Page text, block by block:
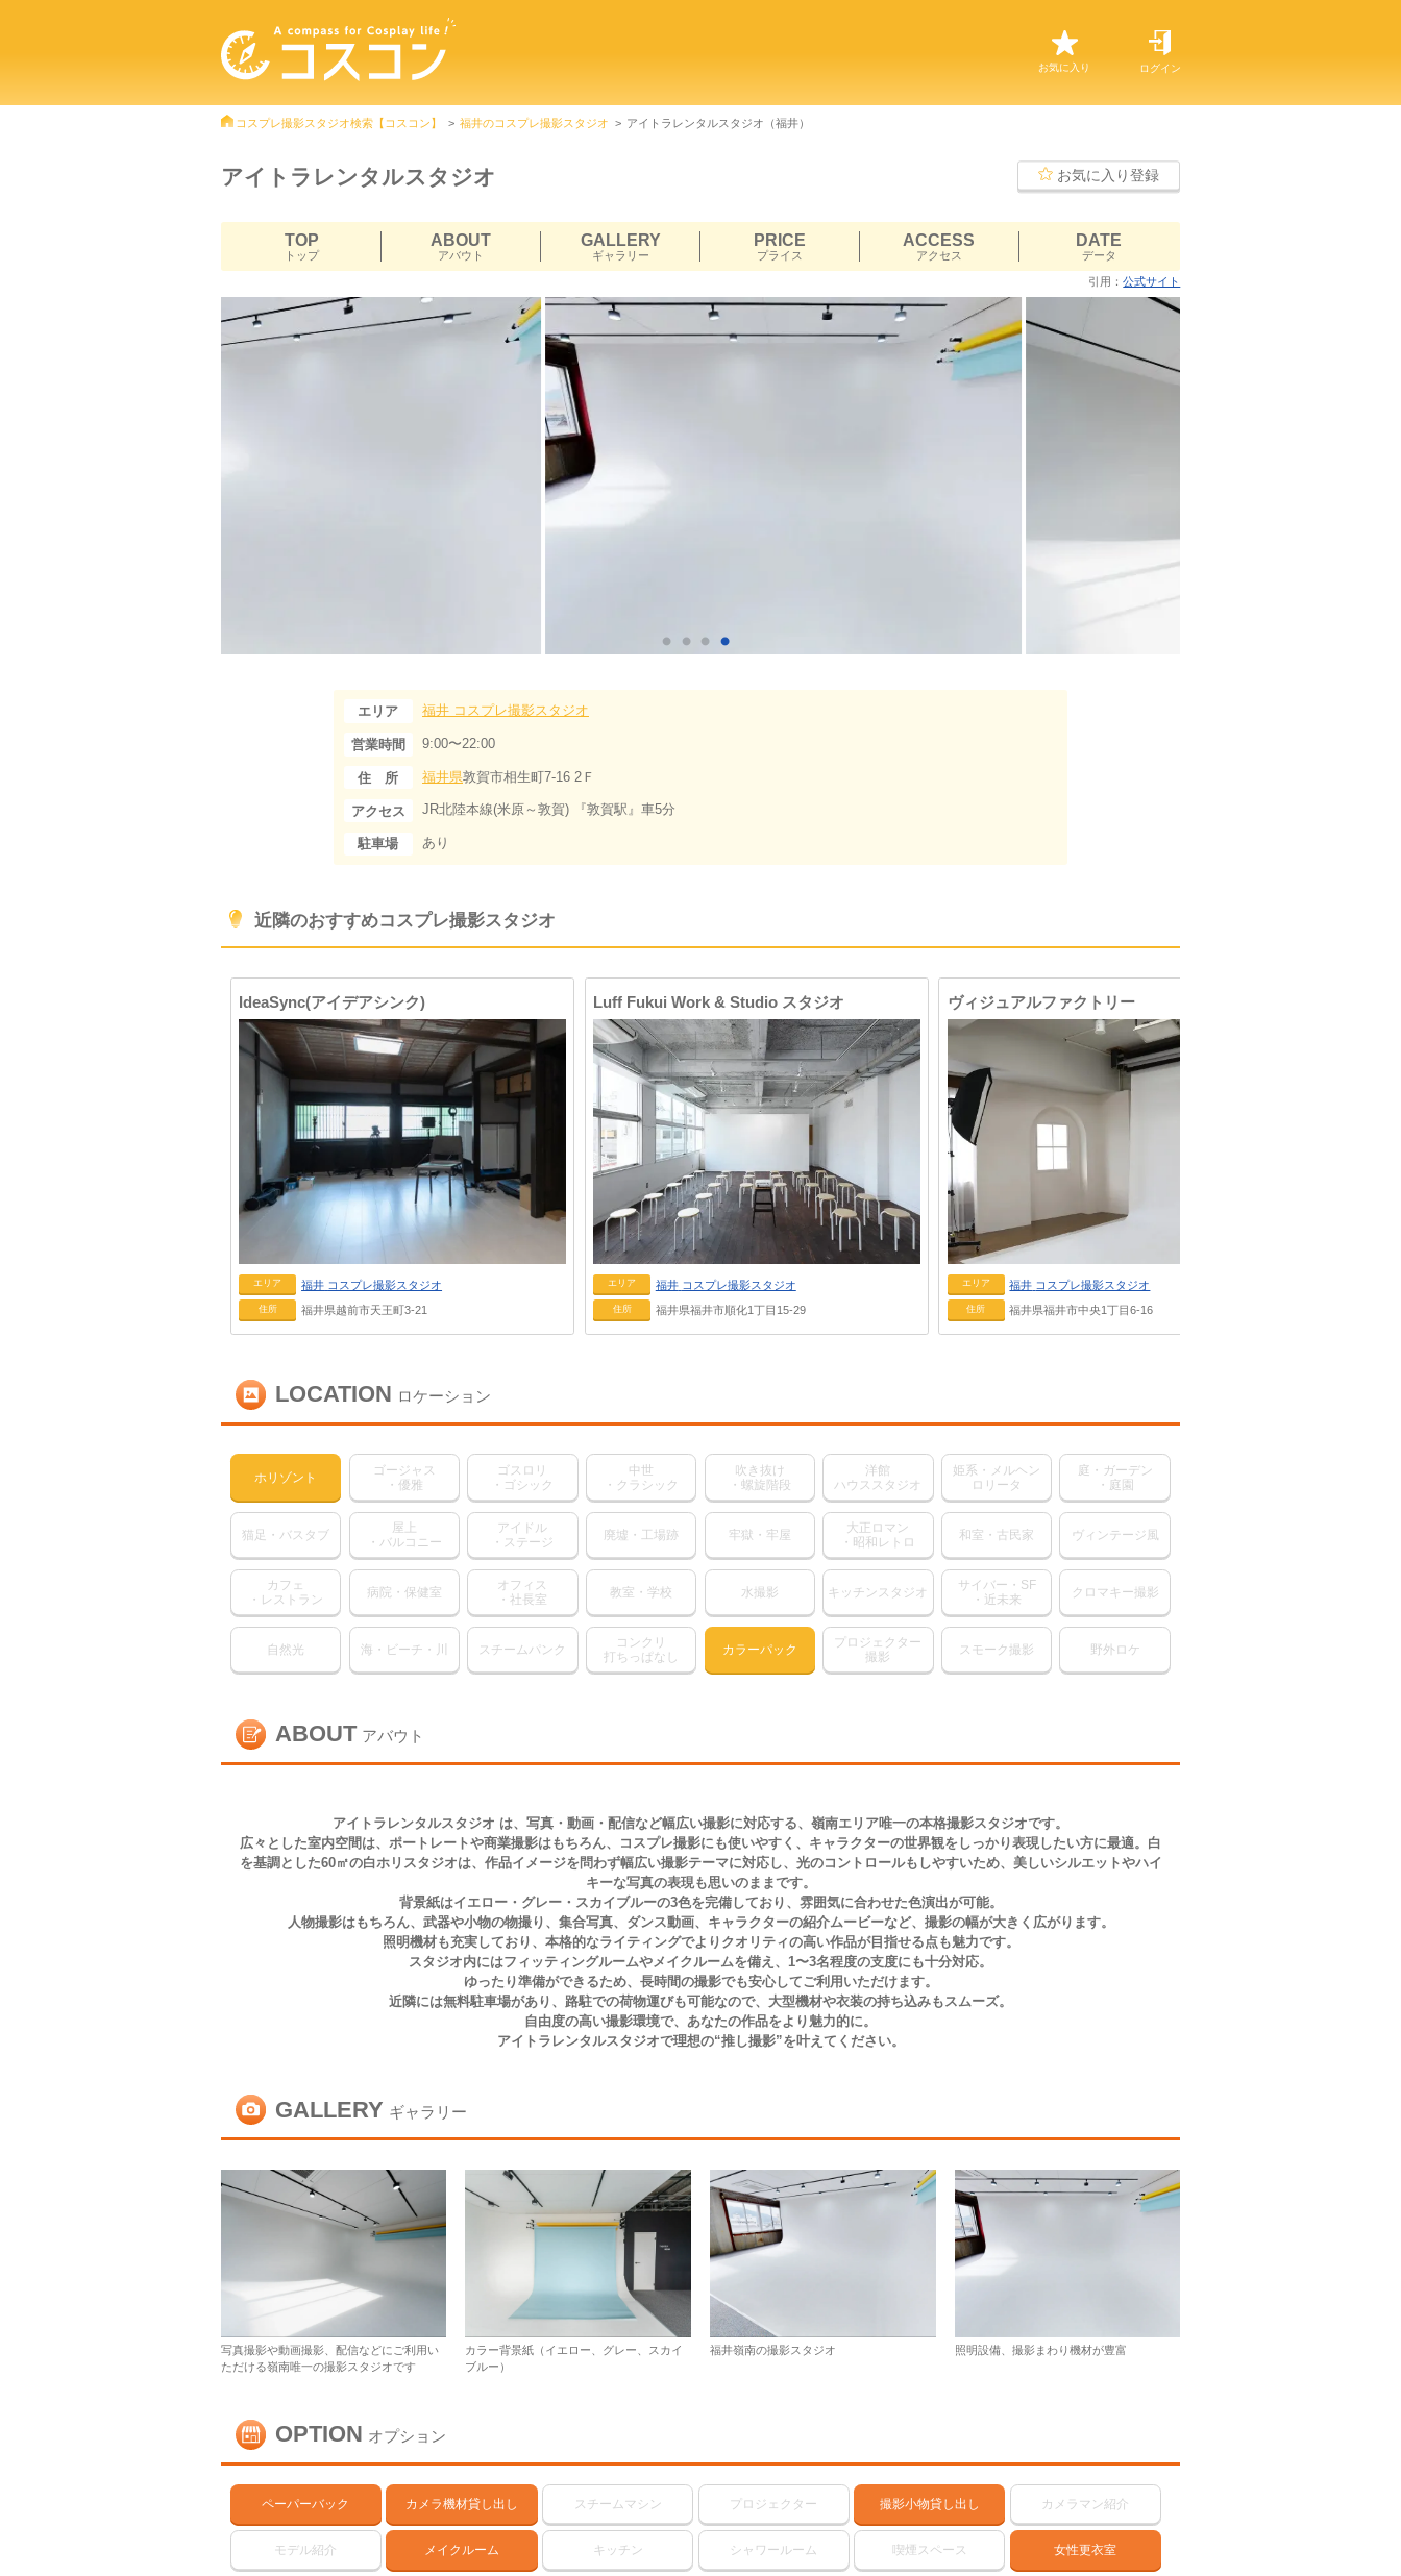
お気に入り ログイン
コスプレ撮影スタジオ検索【コスコン】 福井のコスプレ撮影スタジオ アイトラレンタルスタジオ（福井）
アイトラレンタルスタジオ お気に入り登録
TOP
トップ
ABOUT
アバウト
GALLERY
ギャラリー
PRICE
プライス
ACCESS
アクセス
DATE
データ
引用：公式サイト
エリア 福井 コスプレ撮影スタジオ
営業時間 9:00〜22:00
住 所 福井県敦賀市相生町7-16 2Ｆ
アクセス JR北陸本線(米原～敦賀) 『敦賀駅』車5分
駐車場 あり
近隣のおすすめコスプレ撮影スタジオ
IdeaSync(アイデアシンク)
エリア 福井 コスプレ撮影スタジオ
住所 福井県越前市天王町3-21
Luff Fukui Work & Studio スタジオ
エリア 福井 コスプレ撮影スタジオ
住所 福井県福井市順化1丁目15-29
ヴィジュアルファクトリー
エリア 福井 コスプレ撮影スタジオ
住所 福井県福井市中央1丁目6-16
LOCATION ロケーション
ホリゾント
ゴージャス
・優雅
ゴスロリ
・ゴシック
中世
・クラシック
吹き抜け
・螺旋階段
洋館
ハウススタジオ
姫系・メルヘン
ロリータ
庭・ガーデン
・庭園
猫足・バスタブ
屋上
・バルコニー
アイドル
・ステージ
廃墟・工場跡 牢獄・牢屋
大正ロマン
・昭和レトロ
和室・古民家 ヴィンテージ風
カフェ
・レストラン
病院・保健室
オフィス
・社長室
教室・学校 水撮影 キッチンスタジオ
サイバー・SF
・近未来
クロマキー撮影
自然光 海・ビーチ・川 スチームパンク
コンクリ
打ちっぱなし
カラーパック
プロジェクター
撮影
スモーク撮影 野外ロケ
ABOUT アバウト
アイトラレンタルスタジオ は、写真・動画・配信など幅広い撮影に対応する、嶺南エリア唯一の本格撮影スタジオです。
広々とした室内空間は、ポートレートや商業撮影はもちろん、コスプレ撮影にも使いやすく、キャラクターの世界観をしっかり表現したい方に最適。白
を基調とした60㎡の白ホリスタジオは、作品イメージを問わず幅広い撮影テーマに対応し、光のコントロールもしやすいため、美しいシルエットやハイ
キーな写真の表現も思いのままです。
背景紙はイエロー・グレー・スカイブルーの3色を完備しており、雰囲気に合わせた色演出が可能。
人物撮影はもちろん、武器や小物の物撮り、集合写真、ダンス動画、キャラクターの紹介ムービーなど、撮影の幅が大きく広がります。
照明機材も充実しており、本格的なライティングでよりクオリティの高い作品が目指せる点も魅力です。
スタジオ内にはフィッティングルームやメイクルームを備え、1〜3名程度の支度にも十分対応。
ゆったり準備ができるため、長時間の撮影でも安心してご利用いただけます。
近隣には無料駐車場があり、路駐での荷物運びも可能なので、大型機材や衣装の持ち込みもスムーズ。
自由度の高い撮影環境で、あなたの作品をより魅力的に。
アイトラレンタルスタジオで理想の“推し撮影”を叶えてください。
GALLERY ギャラリー
写真撮影や動画撮影、配信などにご利用い
ただける嶺南唯一の撮影スタジオです
カラー背景紙（イエロー、グレー、スカイ
ブルー）
福井嶺南の撮影スタジオ 照明設備、撮影まわり機材が豊富
OPTION オプション
ペーパーバック カメラ機材貸し出し スチームマシン プロジェクター 撮影小物貸し出し カメラマン紹介
モデル紹介 メイクルーム キッチン シャワールーム 喫煙スペース 女性更衣室